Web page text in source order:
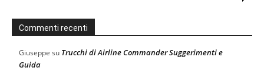
Commenti recenti
Giuseppe su Trucchi di Airline Commander Suggerimenti e
Guida